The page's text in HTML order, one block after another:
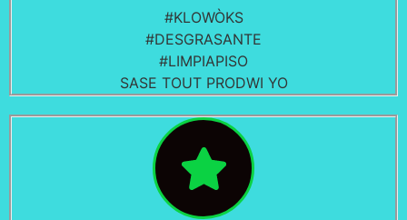
#KLOWÒKS
#DESGRASANTE
#LIMPIAPISO
SASE TOUT PRODWI YO